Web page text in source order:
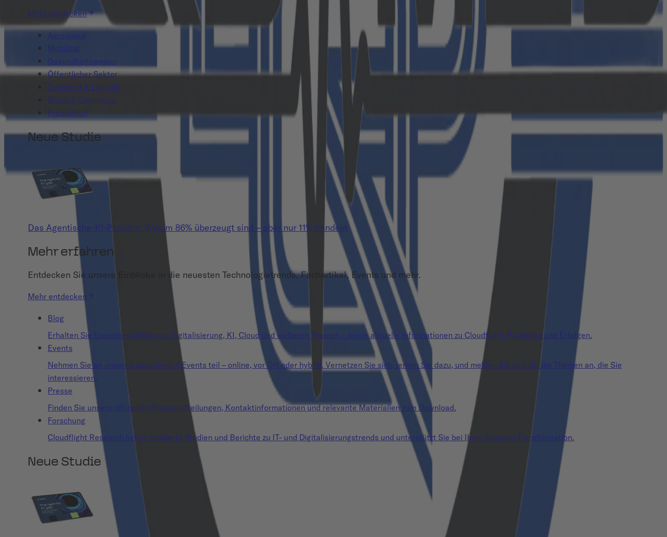
Mehr entdecken
Aerospace
Mobilität
Gesundheitswesen
Öffentlicher Sektor
Transport & Logistik
Retail & Commerce
Produktion
Neue Studie
Das Agentische-KI-Paradox: Warum 86% überzeugt sind – aber nur 11% handeln
Mehr erfahren
Entdecken Sie unsere Einblicke in die neuesten Technologietrends, Fachartikel, Events und mehr.
Mehr entdecken
Blog
Erhalten Sie Experteneinblicke zu Digitalisierung, KI, Cloud und weiteren Themen – sowie aktuelle Informationen zu Cloudflight-Projekten und Erfolgen.
Events
Nehmen Sie an unseren spannenden Events teil – online, vor Ort oder hybrid. Vernetzen Sie sich, lernen Sie dazu, und melden Sie sich für die Themen an, die Sie
interessieren.
Presse
Finden Sie unsere offiziellen Pressemitteilungen, Kontaktinformationen und relevante Materialien zum Download.
Forschung
Cloudflight Research liefert fundierte Studien und Berichte zu IT- und Digitalisierungstrends und unterstützt Sie bei Ihrer digitalen Transformation.
Neue Studie